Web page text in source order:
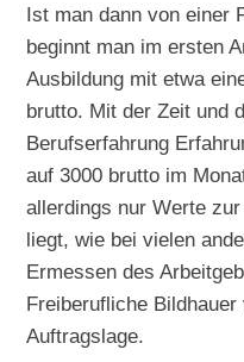
Ist man dann von einer
beginnt man im ersten
Ausbildung mit etwa
brutto. Mit der Zeit und
Berufserfahrung
auf 3000 brutto im
allerdings nur Werte
liegt, wie bei vielen
Ermessen des
Freiberufliche
Auftragslage.